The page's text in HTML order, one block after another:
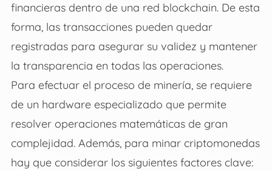
financieras dentro de una red blockchain. De esta
forma, las transacciones pueden quedar
registradas para asegurar su validez y mantener
la transparencia en todas las operaciones.
Para efectuar el proceso de minería, se requiere
de un hardware especializado que permite
resolver operaciones matemáticas de gran
complejidad. Además, para minar criptomonedas
hay que considerar los siguientes factores clave: